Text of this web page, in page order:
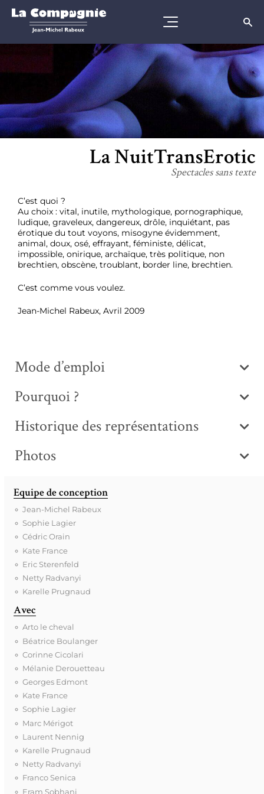
La NuitTransErotic
Spectacles sans texte
Equipe de conception
Jean-Michel Rabeux
Sophie Lagier
Cédric Orain
Kate France
Eric Sterenfeld
Netty Radvanyi
Karelle Prugnaud
Avec
Arto le cheval
Béatrice Boulanger
Corinne Cicolari
Mélanie Derouetteau
Georges Edmont
Kate France
Sophie Lagier
Marc Mérigot
Laurent Nennig
Karelle Prugnaud
Netty Radvanyi
Franco Senica
Eram Sobhani
C’est quoi ?
Au choix : vital, inutile, mythologique, pornographique,
ludique, graveleux, dangereux, drôle, inquiétant, pas
érotique du tout voyons, misogyne évidemment,
animal, doux, osé, effrayant, féministe, délicat,
impossible, onirique, archaïque, très politique, non
brechtien, obscène, troublant, border line, brechtien.
C’est comme vous voulez.
Jean-Michel Rabeux, Avril 2009
Mode d’emploi
Pourquoi ?
Historique des représentations
Photos